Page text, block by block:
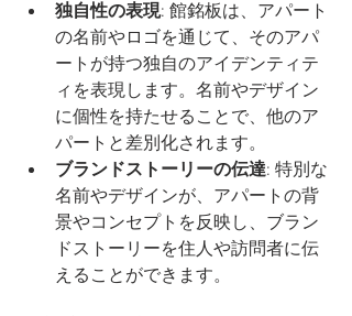
独自性の表現: 館銘板は、アパート
の名前やロゴを通じて、そのアパ
ートが持つ独自のアイデンティテ
ィを表現します。名前やデザイン
に個性を持たせることで、他のア
パートと差別化されます。
ブランドストーリーの伝達: 特別な
名前やデザインが、アパートの背
景やコンセプトを反映し、ブラン
ドストーリーを住人や訪問者に伝
えることができます。